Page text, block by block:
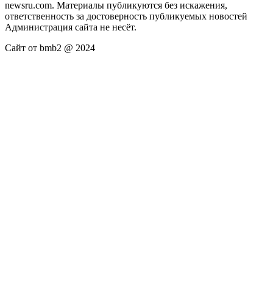
newsru.com. Материалы публикуются без искажения,
ответственность за достоверность публикуемых новостей
Администрация сайта не несёт.
Сайт от bmb2 @ 2024